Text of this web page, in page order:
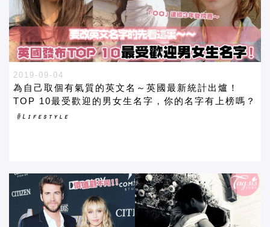
2019-09-04
為自己取個有氣質的英文名～英國最新統計出爐！
TOP 10最受歡迎的男女生名字，你的名字有上榜嗎？